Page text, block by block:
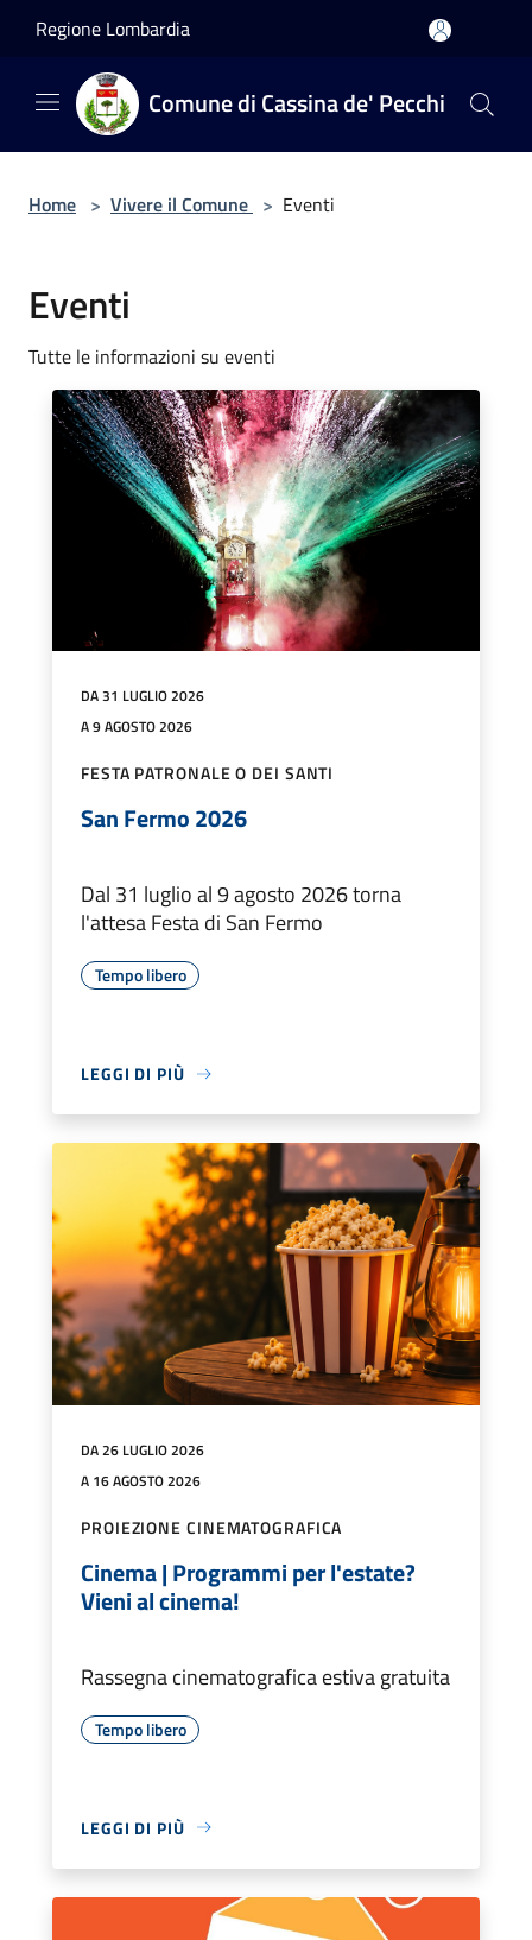
Regione Lombardia
Comune di Cassina de' Pecchi
Home > Vivere il Comune > Eventi
Eventi
Tutte le informazioni su eventi
DA 31 LUGLIO 2026
A 9 AGOSTO 2026
FESTA PATRONALE O DEI SANTI
San Fermo 2026
Dal 31 luglio al 9 agosto 2026 torna
l'attesa Festa di San Fermo
Tempo libero
LEGGI DI PIÙ
DA 26 LUGLIO 2026
A 16 AGOSTO 2026
PROIEZIONE CINEMATOGRAFICA
Cinema | Programmi per l'estate?
Vieni al cinema!
Rassegna cinematografica estiva gratuita
Tempo libero
LEGGI DI PIÙ